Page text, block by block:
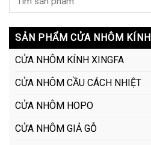
SẢN PHẨM CỬA NHÔM KÍNH
CỬA NHÔM KÍNH XINGFA
CỬA NHÔM CẦU CÁCH NHIỆT
CỬA NHÔM HOPO
CỬA NHÔM GIẢ GỖ